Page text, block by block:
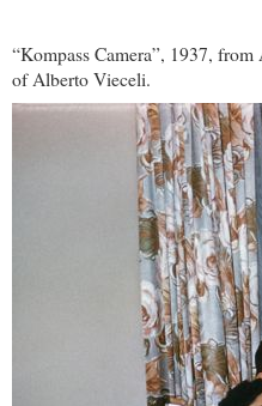
“Kompass Camera”, 1937,
of Alberto Vieceli.